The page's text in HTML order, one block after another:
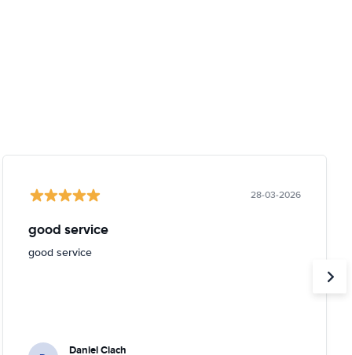
28-03-2026
good service
good service
Daniel Ciach